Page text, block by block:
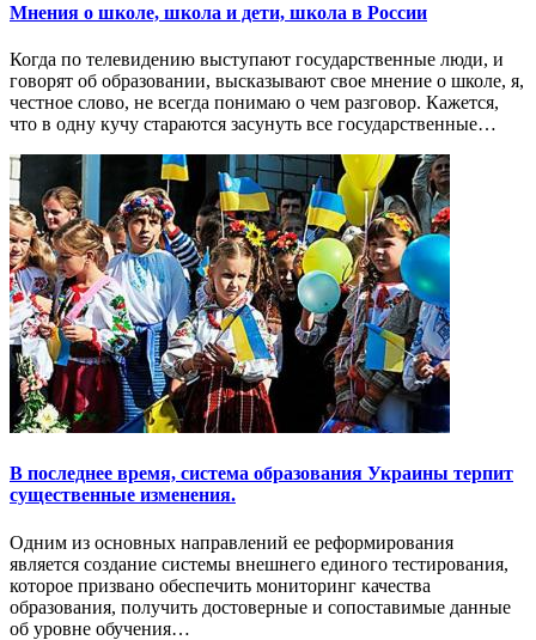
Мнения о школе, школа и дети, школа в России
Когда по телевидению выступают государственные люди, и
говорят об образовании, высказывают свое мнение о школе, я,
честное слово, не всегда понимаю о чем разговор. Кажется,
что в одну кучу стараются засунуть все государственные…
В последнее время, система образования Украины терпит
существенные изменения.
Одним из основных направлений ее реформирования
является создание системы внешнего единого тестирования,
которое призвано обеспечить мониторинг качества
образования, получить достоверные и сопоставимые данные
об уровне обучения…